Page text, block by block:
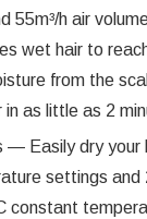
55m³/h air
wet hair to
from the
in as little as 2
— Easily dry your
settings and
constant